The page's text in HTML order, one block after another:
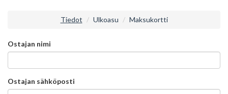
Tiedot Ulkoasu Maksukortti
Ostajan nimi
Ostajan sähköposti